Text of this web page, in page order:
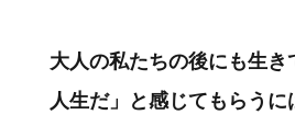
大人の私たちの後にも生
人生だ」と感じてもらう